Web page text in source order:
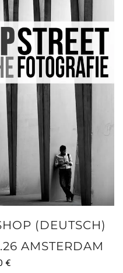
(DEUTSCH)
AMSTERDAM
€